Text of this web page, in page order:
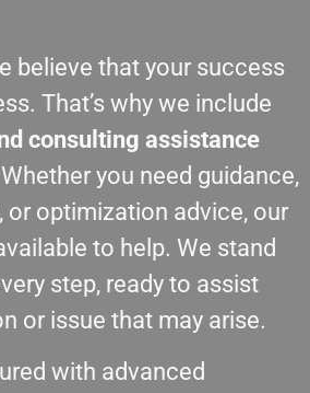
believe that your success
That’s why we include
consulting assistance
you need guidance,
or optimization advice, our
to help. We stand
step, ready to assist
or issue that may arise.
with advanced